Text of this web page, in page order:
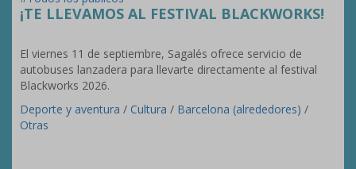
¡TE LLEVAMOS AL FESTIVAL BLACKWORKS!
El viernes 11 de septiembre, Sagalés ofrece servicio de
autobuses lanzadera para llevarte directamente al festival
Blackworks 2026.
Deporte y aventura / Cultura / Barcelona (alrededores) /
Otras